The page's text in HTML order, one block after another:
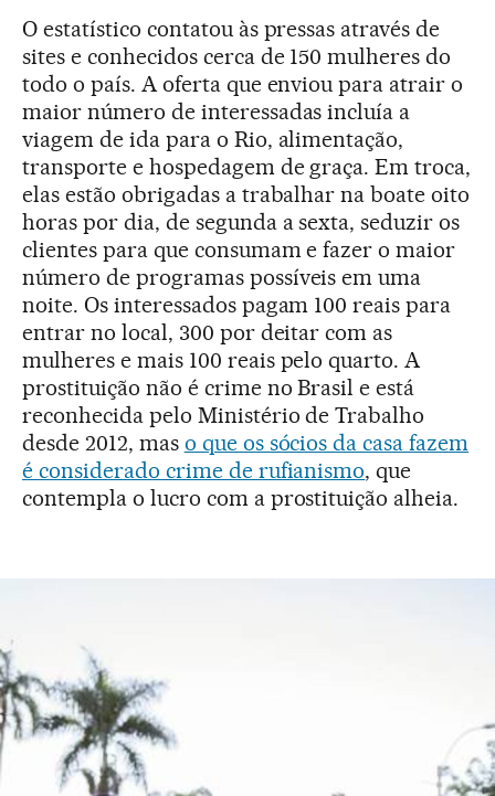
O estatístico contatou às pressas através de
sites e conhecidos cerca de 150 mulheres do
todo o país. A oferta que enviou para atrair o
maior número de interessadas incluía a
viagem de ida para o Rio, alimentação,
transporte e hospedagem de graça. Em troca,
elas estão obrigadas a trabalhar na boate oito
horas por dia, de segunda a sexta, seduzir os
clientes para que consumam e fazer o maior
número de programas possíveis em uma
noite. Os interessados pagam 100 reais para
entrar no local, 300 por deitar com as
mulheres e mais 100 reais pelo quarto.A
prostituição não é crime no Brasil e está
reconhecida pelo Ministério de Trabalho
desde 2012, mas o que os sócios da casa fazem
é considerado crime de rufianismo, que
contempla o lucro com a prostituição alheia.